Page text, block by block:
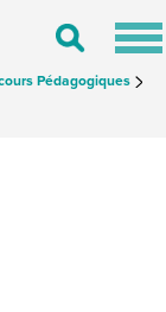
Toggle
Pédagogiques